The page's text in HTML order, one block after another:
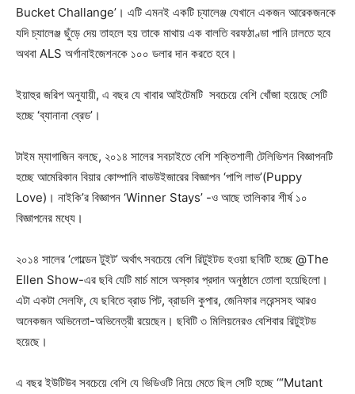
Bucket Challange’। এটি এমনই একটি চ্যালেঞ্জ যেখানে একজন আরেকজনকে
যদি চ্যালেঞ্জ ছুঁড়ে দেয় তাহলে হয় তাকে মাথায় এক বালতি বরফঠাণ্ডা পানি ঢালতে হবে
অথবা ALS অর্গানাইজেশনকে ১০০ ডলার দান করতে হবে।
ইয়াহুর জরিপ অনুযায়ী, এ বছর যে খাবার আইটেমটি সবচেয়ে বেশি খোঁজা হয়েছে সেটি
হচ্ছে ‘ব্যানানা ব্রেড’।
টাইম ম্যাগাজিন বলছে, ২০১৪ সালের সবচাইতে বেশি শক্তিশালী টেলিভিশন বিজ্ঞাপনটি
হচ্ছে আমেরিকান বিয়ার কোম্পানি বাডউইজারের বিজ্ঞাপন ‘পাপি লাভ’(Puppy
Love)। নাইকি’র বিজ্ঞাপন ‘Winner Stays’ -ও আছে তালিকার শীর্ষ ১০
বিজ্ঞাপনের মধ্যে।
২০১৪ সালের ‘গোল্ডেন টুইট’ অর্থাৎ সবচেয়ে বেশি রিটুইটড হওয়া ছবিটি হচ্ছে @The
Ellen Show-এর ছবি যেটি মার্চ মাসে অস্কার প্রদান অনুষ্ঠানে তোলা হয়েছিলো।
এটা একটা সেলফি, যে ছবিতে ব্রাড পিট, ব্রাডলি কুপার, জেনিফার লরেন্সসহ আরও
অনেকজন অভিনেতা-অভিনেত্রী রয়েছেন। ছবিটি ৩ মিলিয়নেরও বেশিবার রিটুইটড
হয়েছে।
এ বছর ইউটিউব সবচেয়ে বেশি যে ভিডিওটি নিয়ে মেতে ছিল সেটি হচ্ছে ‘“Mutant